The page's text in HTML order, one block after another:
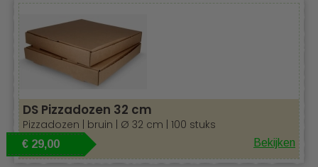
We adviseren u graag!
DS Pizzadozen 32 cm
Pizzadozen | bruin | Ø 32 cm | 100 stuks
€ 29,00 Bekijken